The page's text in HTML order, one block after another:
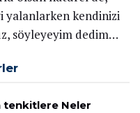
yalanlarken kendinizi
söyleyeyim dedim…
tenkitlere Neler